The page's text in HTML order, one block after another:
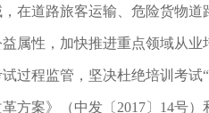
在道路旅客运输、危险货物
属性，加快推进重点领域从
过程监管，坚决杜绝培训考
方案》（中发〔2017〕14号